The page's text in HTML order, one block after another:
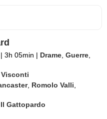
| 3h 05min | Drame ,Guerre
, Romolo Valli
Il Gattopardo